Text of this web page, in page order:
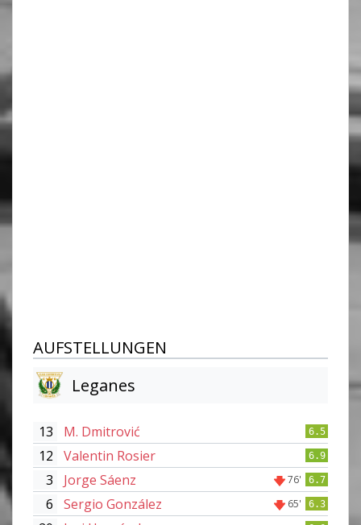
AUFSTELLUNGEN
Leganes
13 M. Dmitrović 6.5
12 Valentin Rosier 6.9
3 Jorge Sáenz 76' 6.7
6 Sergio González 65' 6.3